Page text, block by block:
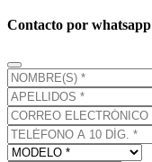
Contacto por whatsapp